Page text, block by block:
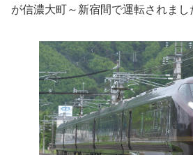
が信濃大町～新宿間で運転されまし